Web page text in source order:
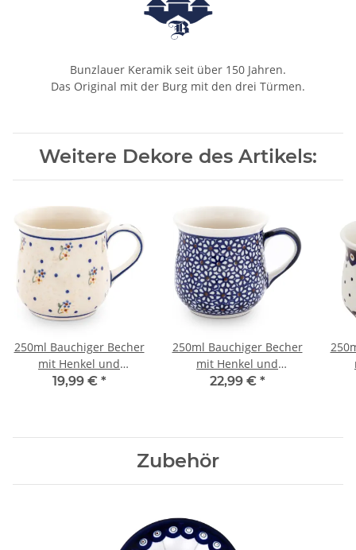
Bunzlauer Keramik seit über 150 Jahren.
Das Original mit der Burg mit den drei Türmen.
Weitere Dekore des Artikels:
250ml Bauchiger Becher
mit Henkel und
ausgestelltem Rand
19,99 € *
250ml Bauchiger Becher
mit Henkel und
ausgestelltem Rand
22,99 € *
Zubehör